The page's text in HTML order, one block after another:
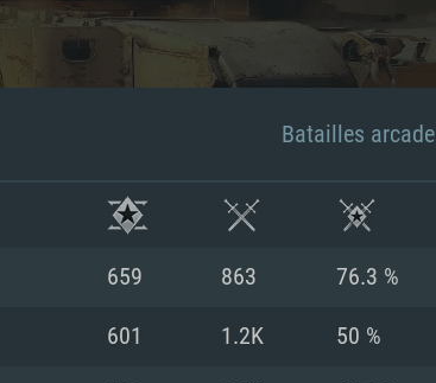
Batailles arcade
659 863 76.3 %
601 1.2K 50 %